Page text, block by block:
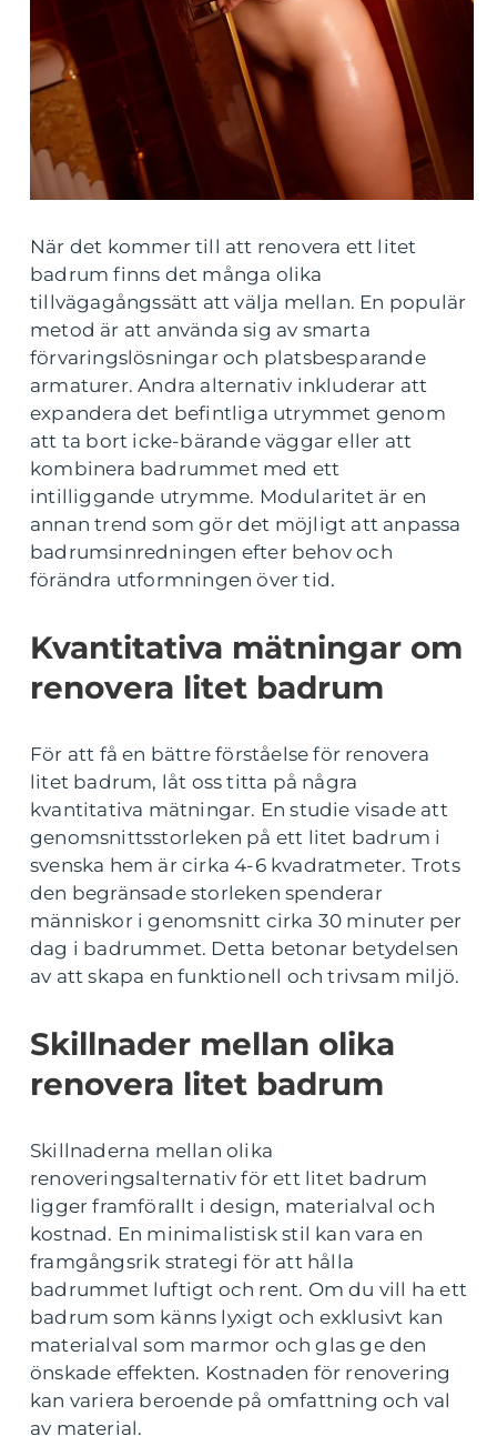
När det kommer till att renovera ett litet
badrum finns det många olika
tillvägagångssätt att välja mellan. En populär
metod är att använda sig av smarta
förvaringslösningar och platsbesparande
armaturer. Andra alternativ inkluderar att
expandera det befintliga utrymmet genom
att ta bort icke-bärande väggar eller att
kombinera badrummet med ett
intilliggande utrymme. Modularitet är en
annan trend som gör det möjligt att anpassa
badrumsinredningen efter behov och
förändra utformningen över tid.
Kvantitativa mätningar om
renovera litet badrum
För att få en bättre förståelse för renovera
litet badrum, låt oss titta på några
kvantitativa mätningar. En studie visade att
genomsnittsstorleken på ett litet badrum i
svenska hem är cirka 4-6 kvadratmeter. Trots
den begränsade storleken spenderar
människor i genomsnitt cirka 30 minuter per
dag i badrummet. Detta betonar betydelsen
av att skapa en funktionell och trivsam miljö.
Skillnader mellan olika
renovera litet badrum
Skillnaderna mellan olika
renoveringsalternativ för ett litet badrum
ligger framförallt i design, materialval och
kostnad. En minimalistisk stil kan vara en
framgångsrik strategi för att hålla
badrummet luftigt och rent. Om du vill ha ett
badrum som känns lyxigt och exklusivt kan
materialval som marmor och glas ge den
önskade effekten. Kostnaden för renovering
kan variera beroende på omfattning och val
av material.